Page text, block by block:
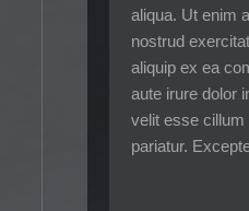
aliqua. Ut enim
nostrud
aliquip ex ea
aute irure dolor
velit esse cillum
pariatur.